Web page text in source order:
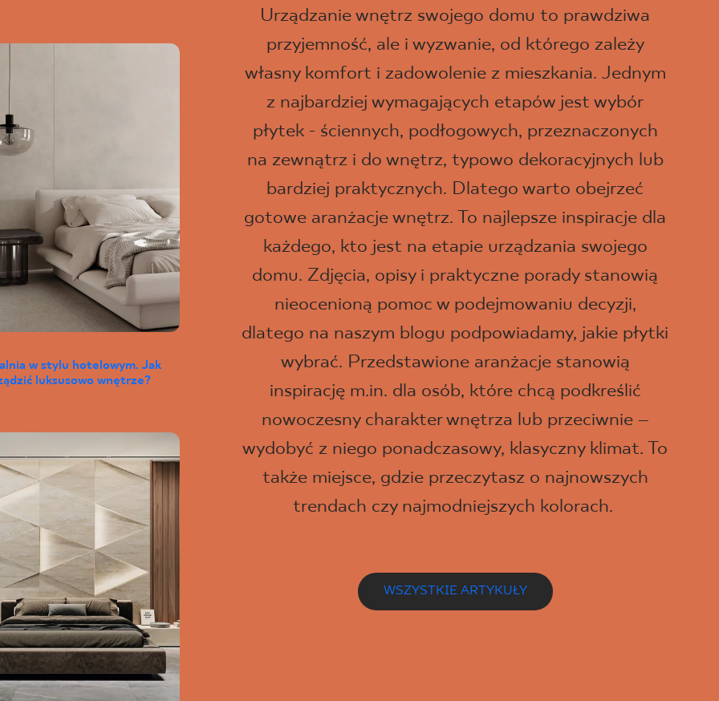
w stylu hotelowym. Jak
luksusowo wnętrze?
Urządzanie wnętrz swojego domu to prawdziwa
przyjemność, ale i wyzwanie, od którego zależy
własny komfort i zadowolenie z mieszkania. Jednym
z najbardziej wymagających etapów jest wybór
płytek - ściennych, podłogowych, przeznaczonych
na zewnątrz i do wnętrz, typowo dekoracyjnych lub
bardziej praktycznych. Dlatego warto obejrzeć
gotowe aranżacje wnętrz. To najlepsze inspiracje dla
każdego, kto jest na etapie urządzania swojego
domu. Zdjęcia, opisy i praktyczne porady stanowią
nieocenioną pomoc w podejmowaniu decyzji,
dlatego na naszym blogu podpowiadamy, jakie płytki
wybrać. Przedstawione aranżacje stanowią
inspirację m.in. dla osób, które chcą podkreślić
nowoczesny charakter wnętrza lub przeciwnie –
wydobyć z niego ponadczasowy, klasyczny klimat. To
także miejsce, gdzie przeczytasz o najnowszych
trendach czy najmodniejszych kolorach.
WSZYSTKIE ARTYKUŁY